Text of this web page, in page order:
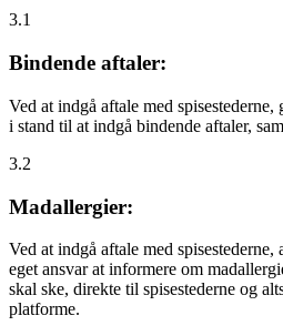
3.1
Bindende aftaler:
Ved at indgå aftale med
i stand til at indgå bindende aftaler,
3.2
Madallergier:
Ved at indgå aftale med spisestederne,
eget ansvar at informere om
skal ske, direkte til spisestederne og
platforme.